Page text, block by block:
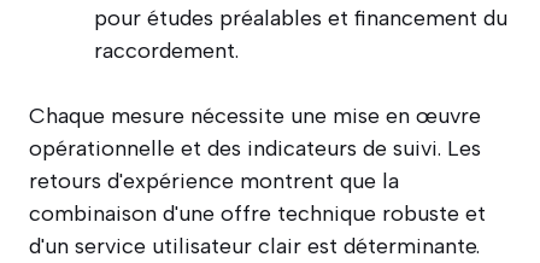
pour études préalables et financement du
raccordement.
Chaque mesure nécessite une mise en œuvre
opérationnelle et des indicateurs de suivi. Les
retours d'expérience montrent que la
combinaison d'une offre technique robuste et
d'un service utilisateur clair est déterminante.